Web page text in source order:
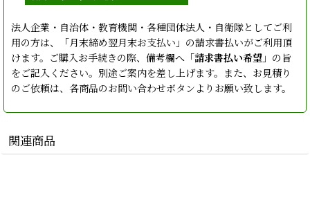
法人企業・自治体・教育機関・各種団体法人・自衛隊としてご利
用の方は、「月末締め翌月末お支払い」の請求書払いがご利用頂
けます。ご購入お手続きの際、備考欄へ「請求書払い希望 」の旨
をご記入ください。別途ご案内を差し上げます。また、お見積り
のご依頼は、各商品のお問い合わせボタンよりお願い致します。
関連商品